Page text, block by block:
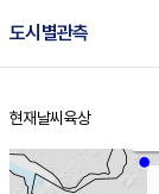
도시별관측
홈
현재날씨 육상